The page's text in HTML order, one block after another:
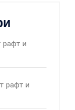
рафт и
рафт и